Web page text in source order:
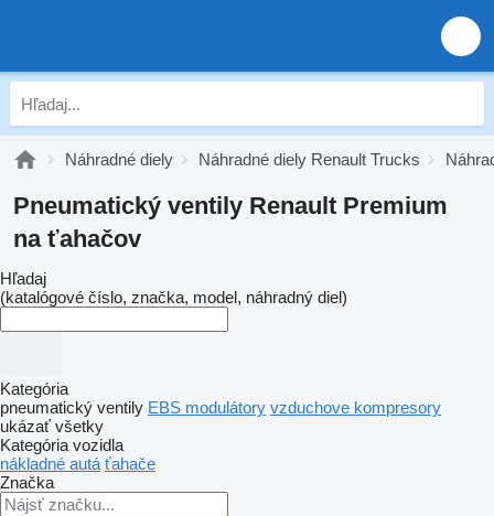
Náhradné diely Náhradné diely Renault Trucks
Pneumatický ventily Renault Premium
na ťahačov
Hľadaj
(katalógové číslo, značka, model, náhradný diel)
Kategória
pneumatický ventily EBS modulátory vzduchove kompresory
ukázať všetky
Kategória vozidla
nákladné autá ťahače
Značka